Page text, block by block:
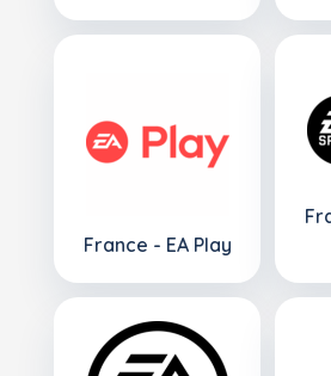
France - EA Play